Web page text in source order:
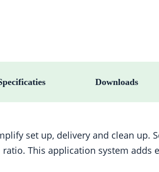
Downloads
set up, delivery and clean up.
This application system